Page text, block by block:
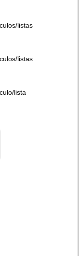
listas
listas
lista